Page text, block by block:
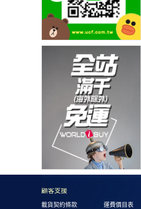
顧客支援
載貨契約條款
運費價目表